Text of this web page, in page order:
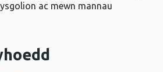
ac mewn mannau